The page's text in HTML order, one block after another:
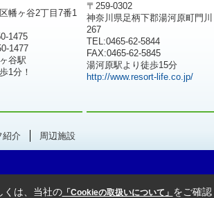
幡ヶ谷2丁目7番1
1475
1477
谷駅
1分！
〒259-0302
神奈川県足柄下郡湯河原町門川
267
TEL:0465-62-5844
FAX:0465-62-5845
湯河原駅より徒歩15分
http://www.resort-life.co.jp/
紹介 周辺施設
くは、当社の「Cookieの取扱いについて」 をご確認